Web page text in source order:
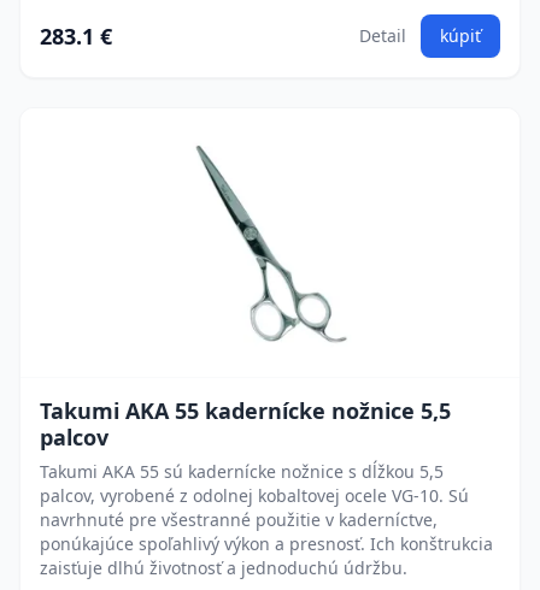
283.1 € Detail kúpiť
Takumi AKA 55 kadernícke nožnice 5,5
palcov
Takumi AKA 55 sú kadernícke nožnice s dĺžkou 5,5
palcov, vyrobené z odolnej kobaltovej ocele VG-10. Sú
navrhnuté pre všestranné použitie v kaderníctve,
ponúkajúce spoľahlivý výkon a presnosť. Ich konštrukcia
zaisťuje dlhú životnosť a jednoduchú údržbu.